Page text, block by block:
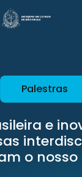
Palestras
e
o nosso